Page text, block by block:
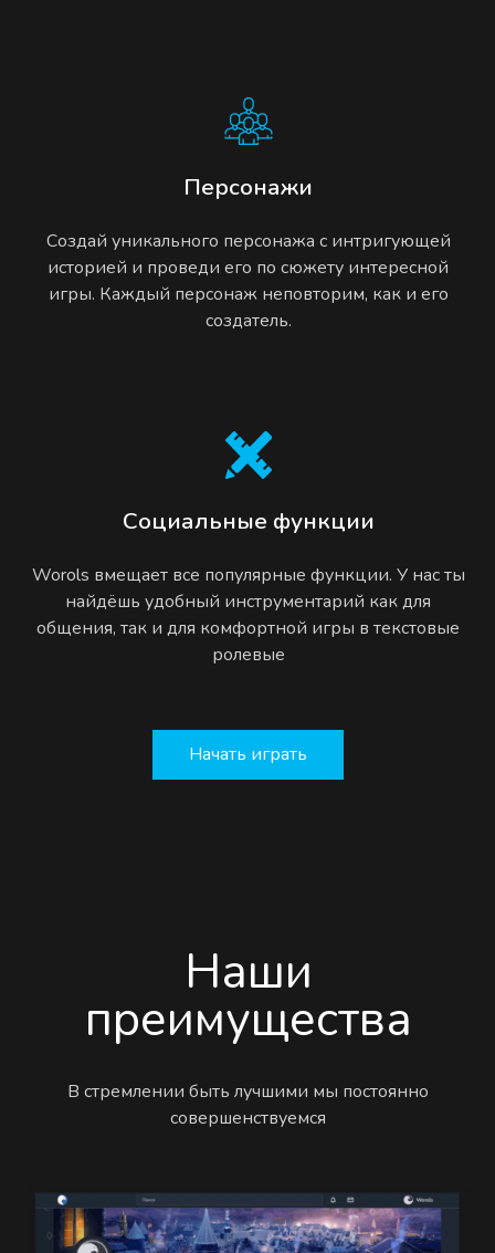
Персонажи
Создай уникального персонажа с интригующей
историей и проведи его по сюжету интересной
игры. Каждый персонаж неповторим, как и его
создатель.
Социальные функции
Worols вмещает все популярные функции. У нас ты
найдёшь удобный инструментарий как для
общения, так и для комфортной игры в текстовые
ролевые
Начать играть
Наши
преимущества
В стремлении быть лучшими мы постоянно
совершенствуемся